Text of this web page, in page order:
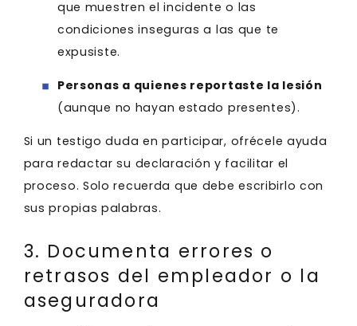
que muestren el incidente o las
condiciones inseguras a las que te
expusiste.
Personas a quienes reportaste la lesión
(aunque no hayan estado presentes).
Si un testigo duda en participar, ofrécele ayuda
para redactar su declaración y facilitar el
proceso. Solo recuerda que debe escribirlo con
sus propias palabras.
3. Documenta errores o
retrasos del empleador o la
aseguradora